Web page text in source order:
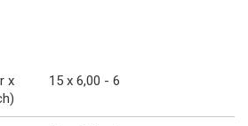
x
15 x 6,00 - 6